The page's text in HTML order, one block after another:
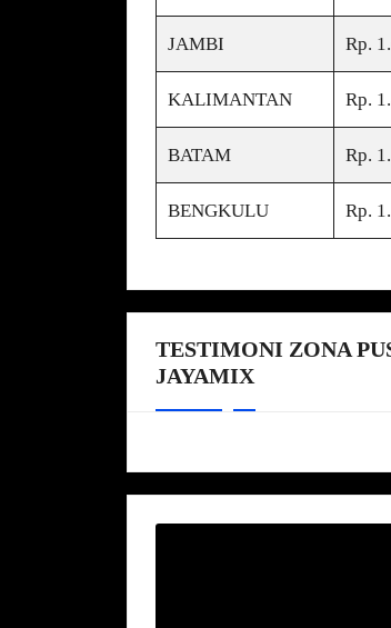
JAMBI Rp.
KALIMANTAN Rp.
BATAM Rp.
BENGKULU Rp.
TESTIMONI ZONA
JAYAMIX